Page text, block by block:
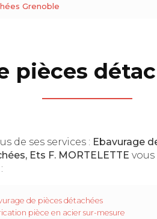
Grenoble
pièces
de ses services : Ebavurage
Ets F. MORTELETTE
de pièces détachées
pièce en acier sur-mesure